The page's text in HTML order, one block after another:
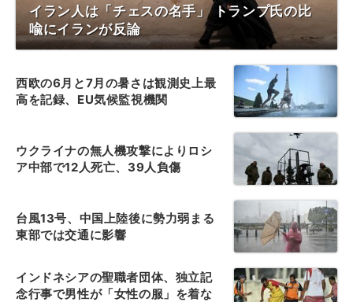
イラン人は「チェスの名手」 トランプ氏の比
喩にイランが反論
西欧の6月と7月の暑さは観測史上最
高を記録、EU気候監視機関
ウクライナの無人機攻撃によりロシ
ア中部で12人死亡、39人負傷
台風13号、中国上陸後に勢力弱まる
東部では交通に影響
インドネシアの聖職者団体、独立記
念行事で男性が「女性の服」を着な